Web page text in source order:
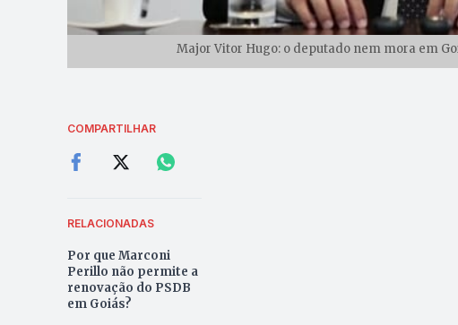
Major Vitor Hugo: o deputado nem mora em
COMPARTILHAR
RELACIONADAS
Por que Marconi
Perillo não permite a
renovação do PSDB
em Goiás?